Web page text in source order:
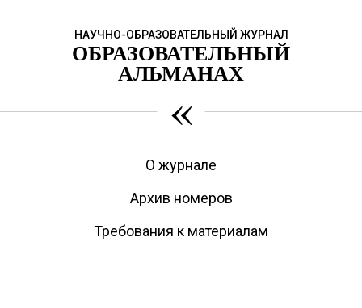
НАУЧНО-ОБРАЗОВАТЕЛЬНЫЙ ЖУРНАЛ
ОБРАЗОВАТЕЛЬНЫЙ
АЛЬМАНАХ
«
О журнале
Архив номеров
Требования к материалам